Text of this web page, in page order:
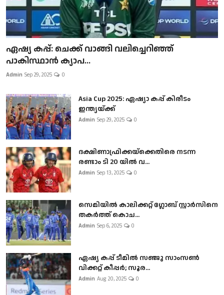
ഏഷ്യ കപ്പ്: ചെക്ക് വാങ്ങി വലിച്ചെറിഞ്ഞ്
പാകിസ്ഥാൻ ക്യാപ...
Admin Sep 29, 2025 0
Asia Cup 2025: ഏഷ്യാ കപ്പ് കിരീടം
ഇന്ത്യയ്ക്ക്
Admin Sep 29, 2025 0
ദക്ഷിണാഫ്രിക്കയ്‌ക്കെതിരെ നടന്ന
രണ്ടാം ടി 20 യിൽ വ...
Admin Sep 13, 2025 0
സെമിയിൽ കാലിക്കറ്റ് ഗ്ലോബ് സ്റ്റാർസിനെ
തകർത്ത് കൊച...
Admin Sep 6, 2025 0
ഏഷ്യ കപ്പ് ടീമിൽ സഞ്ജു സാംസൺ
വിക്കറ്റ് കീപ്പർ; സൂര...
Admin Aug 20, 2025 0